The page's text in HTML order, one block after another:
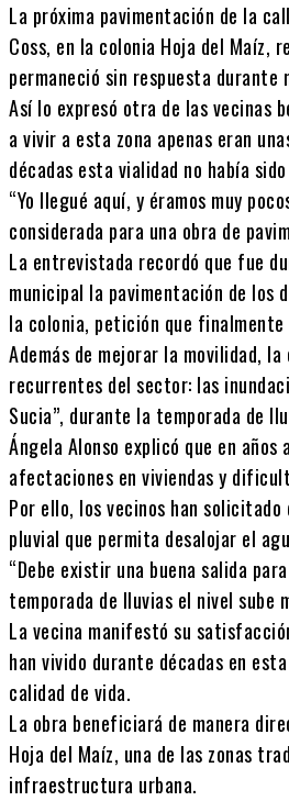
La próxima pavimentación de la
Coss, en la colonia Hoja del Maíz,
permaneció sin respuesta durante
Así lo expresó otra de las vecinas
a vivir a esta zona apenas eran
décadas esta vialidad no había
“Yo llegué aquí, y éramos muy
considerada para una obra de
La entrevistada recordó que fue
municipal la pavimentación de
la colonia, petición que
Además de mejorar la movilidad,
recurrentes del sector: las
Sucia”, durante la temporada de
Ángela Alonso explicó que en
afectaciones en viviendas y
Por ello, los vecinos han
pluvial que permita desalojar el
“Debe existir una buena salida
temporada de lluvias el nivel sube
La vecina manifestó su
han vivido durante décadas en
calidad de vida.
La obra beneficiará de manera
Hoja del Maíz, una de las zonas
infraestructura urbana.